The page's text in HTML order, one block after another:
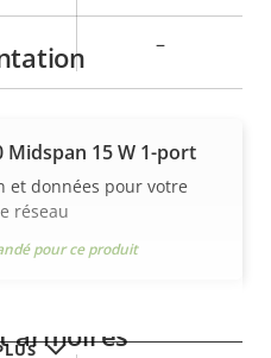
–
Midspan 15 W 1-port
et données pour votre
réseau
pour ce produit
armoires